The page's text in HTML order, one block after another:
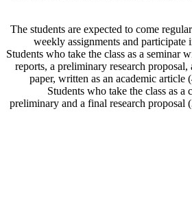
The students are expected to come
weekly assignments and participate
Students who take the class as a seminar
reports, a preliminary research proposal,
paper, written as an academic article
Students who take the class as a
preliminary and a final research proposal